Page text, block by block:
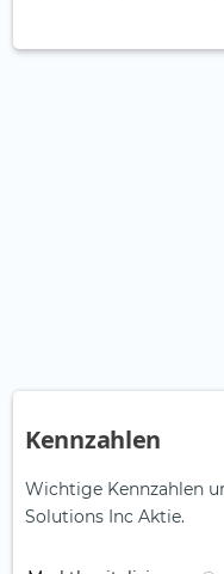
Kennzahlen
Wichtige Kennzahlen
Solutions Inc Aktie.